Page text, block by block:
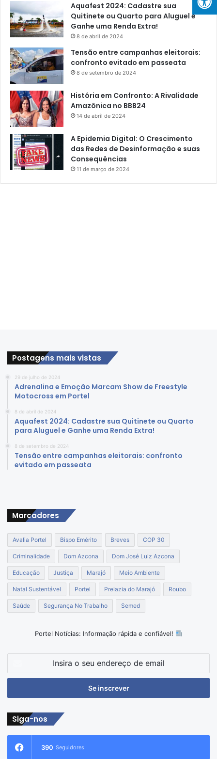
Aquafest 2024: Cadastre sua
Quitinete ou Quarto para Aluguel e
Ganhe uma Renda Extra!
8 de abril de 2024
Tensão entre campanhas eleitorais:
confronto evitado em passeata
8 de setembro de 2024
História em Confronto: A Rivalidade
Amazônica no BBB24
14 de abril de 2024
A Epidemia Digital: O Crescimento
das Redes de Desinformação e suas
Consequências
11 de março de 2024
Postagens mais vistas
29 de julho de 2024
Adrenalina e Emoção Marcam Show de Freestyle
Motocross em Portel
8 de abril de 2024
Aquafest 2024: Cadastre sua Quitinete ou Quarto
para Aluguel e Ganhe uma Renda Extra!
8 de setembro de 2024
Tensão entre campanhas eleitorais: confronto
evitado em passeata
Marcadores
Avalia Portel Bispo Emérito Breves COP 30
Criminalidade Dom Azcona Dom José Luiz Azcona
Educação Justiça Marajó Meio Ambiente
Natal Sustentável Portel Prelazia do Marajó Roubo
Saúde Segurança No Trabalho Semed
Portel Notícias: Informação rápida e confiável!
seu
de
Siga-nos
390 Seguidores